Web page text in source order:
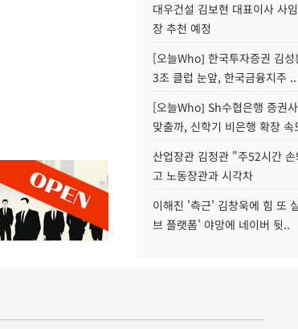
대우건설 김보현 대표이사 사
장 추천 예정
[오늘Who] 한국투자증권 김
3조 클럽 눈앞, 한국금융지주 ..
[오늘Who] Sh수협은행 증권
맞출까, 신학기 비은행 확장 속
산업장관 김정관 "주52시간
고 노동장관과 시각차
이해진 '측근' 김창욱에 힘 또
브 플랫폼' 야망에 네이버 뒷..